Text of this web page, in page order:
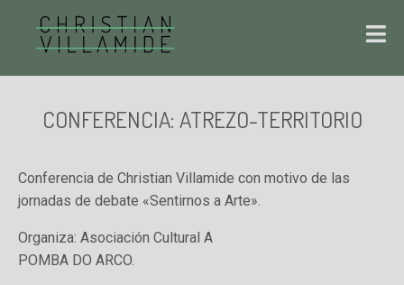
CONFERENCIA: ATREZO-TERRITORIO
Conferencia de Christian Villamide con motivo de las
jornadas de debate «Sentirnos a Arte».
Organiza: Asociación Cultural A
POMBA DO ARCO.